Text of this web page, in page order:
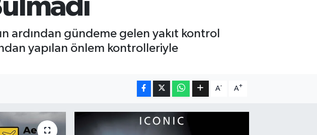
ardından gündeme gelen yakıt kontrol
yapılan önlem kontrolleriyle
A- A+